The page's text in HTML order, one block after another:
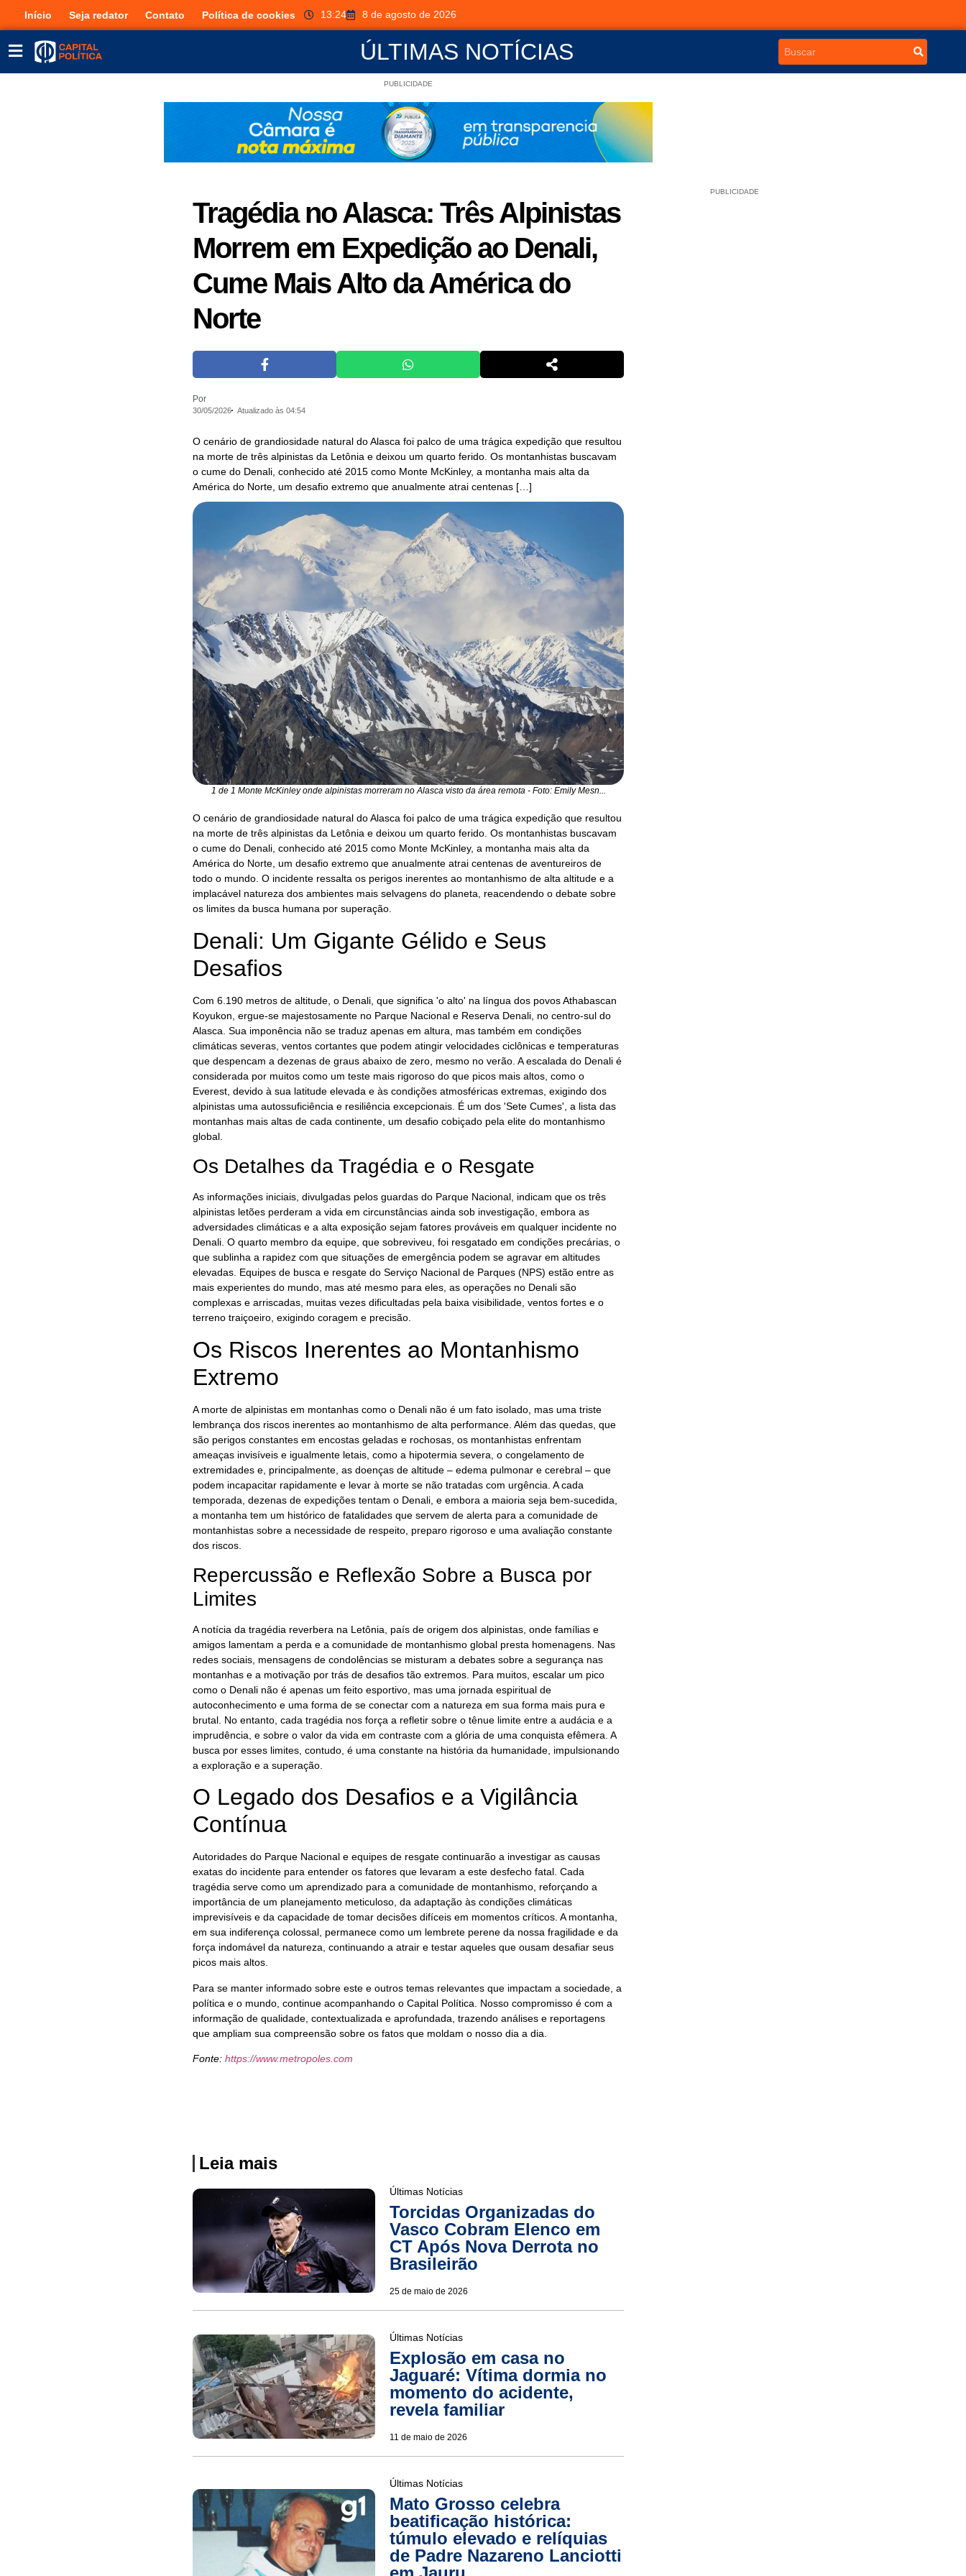
Início Seja redator Contato Política de cookies 13:24 8 de agosto de 2026
ÚLTIMAS NOTÍCIAS
PUBLICIDADE
Tragédia no Alasca: Três Alpinistas
Morrem em Expedição ao Denali,
Cume Mais Alto da América do
Norte
Por
30/05/2026 Atualizado às 04:54
O cenário de grandiosidade natural do Alasca foi palco de uma trágica expedição que resultou
na morte de três alpinistas da Letônia e deixou um quarto ferido. Os montanhistas buscavam
o cume do Denali, conhecido até 2015 como Monte McKinley, a montanha mais alta da
América do Norte, um desafio extremo que anualmente atrai centenas […]
1 de 1 Monte McKinley onde alpinistas morreram no Alasca visto da área remota - Foto: Emily Mesn...
O cenário de grandiosidade natural do Alasca foi palco de uma trágica expedição que resultou
na morte de três alpinistas da Letônia e deixou um quarto ferido. Os montanhistas buscavam
o cume do Denali, conhecido até 2015 como Monte McKinley, a montanha mais alta da
América do Norte, um desafio extremo que anualmente atrai centenas de aventureiros de
todo o mundo. O incidente ressalta os perigos inerentes ao montanhismo de alta altitude e a
implacável natureza dos ambientes mais selvagens do planeta, reacendendo o debate sobre
os limites da busca humana por superação.
Denali: Um Gigante Gélido e Seus
Desafios
Com 6.190 metros de altitude, o Denali, que significa 'o alto' na língua dos povos Athabascan
Koyukon, ergue-se majestosamente no Parque Nacional e Reserva Denali, no centro-sul do
Alasca. Sua imponência não se traduz apenas em altura, mas também em condições
climáticas severas, ventos cortantes que podem atingir velocidades ciclônicas e temperaturas
que despencam a dezenas de graus abaixo de zero, mesmo no verão. A escalada do Denali é
considerada por muitos como um teste mais rigoroso do que picos mais altos, como o
Everest, devido à sua latitude elevada e às condições atmosféricas extremas, exigindo dos
alpinistas uma autossuficiência e resiliência excepcionais. É um dos 'Sete Cumes', a lista das
montanhas mais altas de cada continente, um desafio cobiçado pela elite do montanhismo
global.
Os Detalhes da Tragédia e o Resgate
As informações iniciais, divulgadas pelos guardas do Parque Nacional, indicam que os três
alpinistas letões perderam a vida em circunstâncias ainda sob investigação, embora as
adversidades climáticas e a alta exposição sejam fatores prováveis em qualquer incidente no
Denali. O quarto membro da equipe, que sobreviveu, foi resgatado em condições precárias, o
que sublinha a rapidez com que situações de emergência podem se agravar em altitudes
elevadas. Equipes de busca e resgate do Serviço Nacional de Parques (NPS) estão entre as
mais experientes do mundo, mas até mesmo para eles, as operações no Denali são
complexas e arriscadas, muitas vezes dificultadas pela baixa visibilidade, ventos fortes e o
terreno traiçoeiro, exigindo coragem e precisão.
Os Riscos Inerentes ao Montanhismo
Extremo
A morte de alpinistas em montanhas como o Denali não é um fato isolado, mas uma triste
lembrança dos riscos inerentes ao montanhismo de alta performance. Além das quedas, que
são perigos constantes em encostas geladas e rochosas, os montanhistas enfrentam
ameaças invisíveis e igualmente letais, como a hipotermia severa, o congelamento de
extremidades e, principalmente, as doenças de altitude – edema pulmonar e cerebral – que
podem incapacitar rapidamente e levar à morte se não tratadas com urgência. A cada
temporada, dezenas de expedições tentam o Denali, e embora a maioria seja bem-sucedida,
a montanha tem um histórico de fatalidades que servem de alerta para a comunidade de
montanhistas sobre a necessidade de respeito, preparo rigoroso e uma avaliação constante
dos riscos.
Repercussão e Reflexão Sobre a Busca por
Limites
A notícia da tragédia reverbera na Letônia, país de origem dos alpinistas, onde famílias e
amigos lamentam a perda e a comunidade de montanhismo global presta homenagens. Nas
redes sociais, mensagens de condolências se misturam a debates sobre a segurança nas
montanhas e a motivação por trás de desafios tão extremos. Para muitos, escalar um pico
como o Denali não é apenas um feito esportivo, mas uma jornada espiritual de
autoconhecimento e uma forma de se conectar com a natureza em sua forma mais pura e
brutal. No entanto, cada tragédia nos força a refletir sobre o tênue limite entre a audácia e a
imprudência, e sobre o valor da vida em contraste com a glória de uma conquista efêmera. A
busca por esses limites, contudo, é uma constante na história da humanidade, impulsionando
a exploração e a superação.
O Legado dos Desafios e a Vigilância
Contínua
Autoridades do Parque Nacional e equipes de resgate continuarão a investigar as causas
exatas do incidente para entender os fatores que levaram a este desfecho fatal. Cada
tragédia serve como um aprendizado para a comunidade de montanhismo, reforçando a
importância de um planejamento meticuloso, da adaptação às condições climáticas
imprevisíveis e da capacidade de tomar decisões difíceis em momentos críticos. A montanha,
em sua indiferença colossal, permanece como um lembrete perene da nossa fragilidade e da
força indomável da natureza, continuando a atrair e testar aqueles que ousam desafiar seus
picos mais altos.
Para se manter informado sobre este e outros temas relevantes que impactam a sociedade, a
política e o mundo, continue acompanhando o Capital Política. Nosso compromisso é com a
informação de qualidade, contextualizada e aprofundada, trazendo análises e reportagens
que ampliam sua compreensão sobre os fatos que moldam o nosso dia a dia.
Fonte: https://www.metropoles.com
Leia mais
Últimas Notícias
Torcidas Organizadas do
Vasco Cobram Elenco em
CT Após Nova Derrota no
Brasileirão
25 de maio de 2026
Últimas Notícias
Explosão em casa no
Jaguaré: Vítima dormia no
momento do acidente,
revela familiar
11 de maio de 2026
Últimas Notícias
Mato Grosso celebra
beatificação histórica:
túmulo elevado e relíquias
de Padre Nazareno Lanciotti
PUBLICIDADE